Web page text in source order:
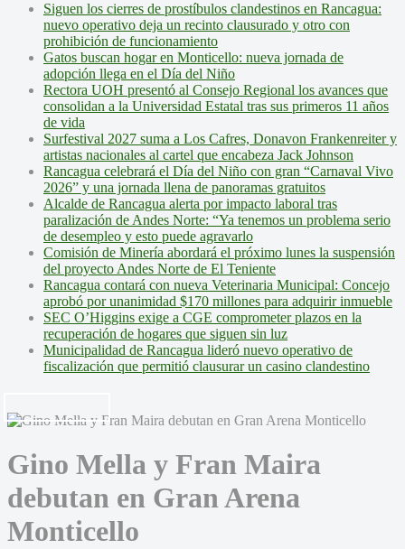
Siguen los cierres de prostíbulos clandestinos en Rancagua:
nuevo operativo deja un recinto clausurado y otro con
prohibición de funcionamiento
Gatos buscan hogar en Monticello: nueva jornada de
adopción llega en el Día del Niño
Rectora UOH presentó al Consejo Regional los avances que
consolidan a la Universidad Estatal tras sus primeros 11 años
de vida
Surfestival 2027 suma a Los Cafres, Donavon Frankenreiter y
artistas nacionales al cartel que encabeza Jack Johnson
Rancagua celebrará el Día del Niño con gran “Carnaval Vivo
2026” y una jornada llena de panoramas gratuitos
Alcalde de Rancagua alerta por impacto laboral tras
paralización de Andes Norte: “Ya tenemos un problema serio
de desempleo y esto puede agravarlo
Comisión de Minería abordará el próximo lunes la suspensión
del proyecto Andes Norte de El Teniente
Rancagua contará con nueva Veterinaria Municipal: Concejo
aprobó por unanimidad $170 millones para adquirir inmueble
SEC O’Higgins exige a CGE comprometer plazos en la
recuperación de hogares que siguen sin luz
Municipalidad de Rancagua lideró nuevo operativo de
fiscalización que permitió clausurar un casino clandestino
Gino Mella y Fran Maira
debutan en Gran Arena
Monticello